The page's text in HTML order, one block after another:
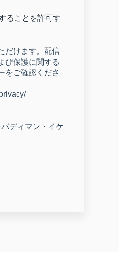
ることを許可す
だけます。配信
び保護に関する
をご確認くださ
ディマン・イケ